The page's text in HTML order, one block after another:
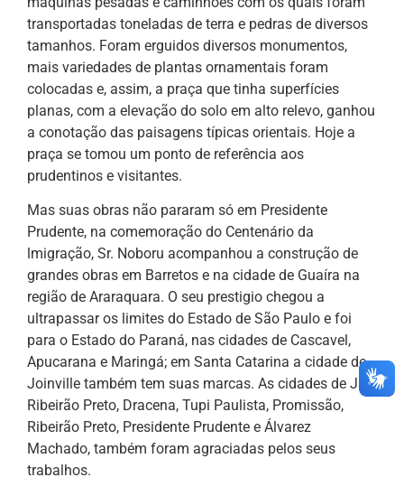
transportadas toneladas de terra e pedras de diversos
tamanhos. Foram erguidos diversos monumentos,
mais variedades de plantas ornamentais foram
colocadas e, assim, a praça que tinha superfícies
planas, com a elevação do solo em alto relevo, ganhou
a conotação das paisagens típicas orientais. Hoje a
praça se tomou um ponto de referência aos
prudentinos e visitantes.
Mas suas obras não pararam só em Presidente
Prudente, na comemoração do Centenário da
lmigração, Sr. Noboru acompanhou a construção de
grandes obras em Barretos e na cidade de Guaíra na
região de Araraquara. O seu prestigio chegou a
ultrapassar os limites do Estado de São Paulo e foi
para o Estado do Paraná, nas cidades de Cascavel,
Apucarana e Maringá; em Santa Catarina a cidade de
Joinville também tem suas marcas. As cidades de Jaú,
Ribeirão Preto, Dracena, Tupi Paulista, Promissão,
Ribeirão Preto, Presidente Prudente e Álvarez
Machado, também foram agraciadas pelos seus
trabalhos.